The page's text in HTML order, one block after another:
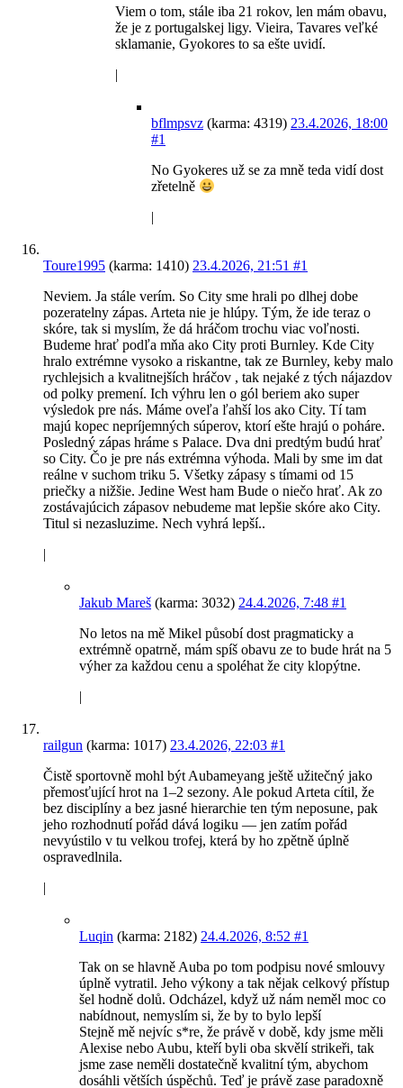
Viem o tom, stále iba 21 rokov, len mám obavu,
že je z portugalskej ligy. Vieira, Tavares veľké
sklamanie, Gyokores to sa ešte uvidí.
|
bflmpsvz (karma: 4319) 23.4.2026, 18:00
#1
No Gyokeres už se za mně teda vidí dost
zřetelně
|
Toure1995 (karma: 1410) 23.4.2026, 21:51 #1
Neviem. Ja stále verím. So City sme hrali po dlhej dobe
pozeratelny zápas. Arteta nie je hlúpy. Tým, že ide teraz o
skóre, tak si myslím, že dá hráčom trochu viac voľnosti.
Budeme hrať podľa mňa ako City proti Burnley. Kde City
hralo extrémne vysoko a riskantne, tak ze Burnley, keby malo
rychlejsich a kvalitnejších hráčov , tak nejaké z tých nájazdov
od polky premení. Ich výhru len o gól beriem ako super
výsledok pre nás. Máme oveľa ľahší los ako City. Tí tam
majú kopec nepríjemných súperov, ktorí ešte hrajú o poháre.
Posledný zápas hráme s Palace. Dva dni predtým budú hrať
so City. Čo je pre nás extrémna výhoda. Mali by sme im dat
reálne v suchom triku 5. Všetky zápasy s tímami od 15
priečky a nižšie. Jedine West ham Bude o niečo hrať. Ak zo
zostávajúcich zápasov nebudeme mat lepšie skóre ako City.
Titul si nezasluzime. Nech vyhrá lepší..
|
Jakub Mareš (karma: 3032) 24.4.2026, 7:48 #1
No letos na mě Mikel působí dost pragmaticky a
extrémně opatrně, mám spíš obavu ze to bude hrát na 5
výher za každou cenu a spoléhat že city klopýtne.
|
railgun (karma: 1017) 23.4.2026, 22:03 #1
Čistě sportovně mohl být Aubameyang ještě užitečný jako
přemosťující hrot na 1–2 sezony. Ale pokud Arteta cítil, že
bez disciplíny a bez jasné hierarchie ten tým neposune, pak
jeho rozhodnutí pořád dává logiku — jen zatím pořád
nevyústilo v tu velkou trofej, která by ho zpětně úplně
ospravedlnila.
|
Luqin (karma: 2182) 24.4.2026, 8:52 #1
Tak on se hlavně Auba po tom podpisu nové smlouvy
úplně vytratil. Jeho výkony a tak nějak celkový přístup
šel hodně dolů. Odcházel, když už nám neměl moc co
nabídnout, nemyslím si, že by to bylo lepší
Stejně mě nejvíc s*re, že právě v době, kdy jsme měli
Alexise nebo Aubu, kteří byli oba skvělí strikeři, tak
jsme zase neměli dostatečně kvalitní tým, abychom
dosáhli větších úspěchů. Teď je právě zase paradoxně